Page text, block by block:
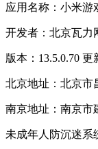
应用名称：小米游
开发者：北京瓦力
版本：13.5.0.70 更
北京地址：北京市
南京地址：南京市
未成年人防沉迷系